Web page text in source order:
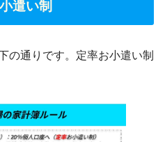
遣い制
の通りです。定率お小遣い制